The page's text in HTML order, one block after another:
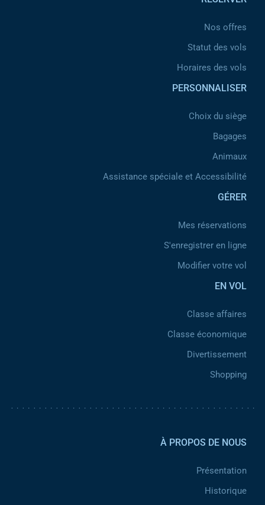
Nos offres
Statut des vols
Horaires des vols
PERSONNALISER
Choix du siège
Bagages
Animaux
Assistance spéciale et Accessibilité
GÉRER
Mes réservations
S'enregistrer en ligne
Modifier votre vol
EN VOL
Classe affaires
Classe économique
Divertissement
Shopping
À PROPOS DE NOUS
Présentation
Historique